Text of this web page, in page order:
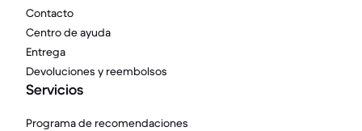
Contacto
Centro de ayuda
Entrega
Devoluciones y reembolsos
Servicios
Programa de recomendaciones